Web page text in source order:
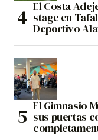
El Costa
stage en
Deportivo
El Gimnasio
sus puertas